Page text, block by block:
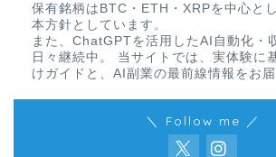
保有銘柄はBTC・ETH・XRPを中心と
本方針としています。
また、ChatGPTを活用したAI自動化・
日々継続中。 当サイトでは、実体験に
けガイドと、AI副業の最前線情報をお届
＼ Follow me ／